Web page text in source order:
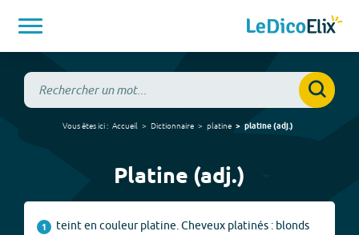
Vous êtes ici : Accueil Dictionnaire platine platine(adj.)
Platine (adj.)
1
teint en couleur platine. Cheveux platinés : blonds